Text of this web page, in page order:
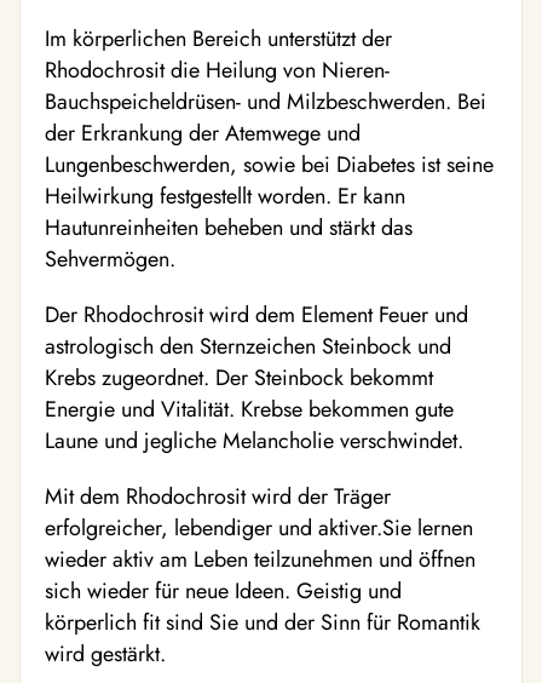
Im körperlichen Bereich unterstützt der
Rhodochrosit die Heilung von Nieren-
Bauchspeicheldrüsen- und Milzbeschwerden. Bei
der Erkrankung der Atemwege und
Lungenbeschwerden, sowie bei Diabetes ist seine
Heilwirkung festgestellt worden. Er kann
Hautunreinheiten beheben und stärkt das
Sehvermögen.
Der Rhodochrosit wird dem Element Feuer und
astrologisch den Sternzeichen Steinbock und
Krebs zugeordnet. Der Steinbock bekommt
Energie und Vitalität. Krebse bekommen gute
Laune und jegliche Melancholie verschwindet.
Mit dem Rhodochrosit wird der Träger
erfolgreicher, lebendiger und aktiver.Sie lernen
wieder aktiv am Leben teilzunehmen und öffnen
sich wieder für neue Ideen. Geistig und
körperlich fit sind Sie und der Sinn für Romantik
wird gestärkt.